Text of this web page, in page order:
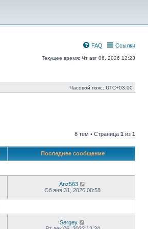
Ссылки
FAQ
Текущее время: Чт авг 06, 2026 12:23
Часовой пояс: UTC+03:00
8 тем • Страница 1 из 1
Последнее сообщение
Anz563
Сб янв 31, 2026 08:58
Sergey